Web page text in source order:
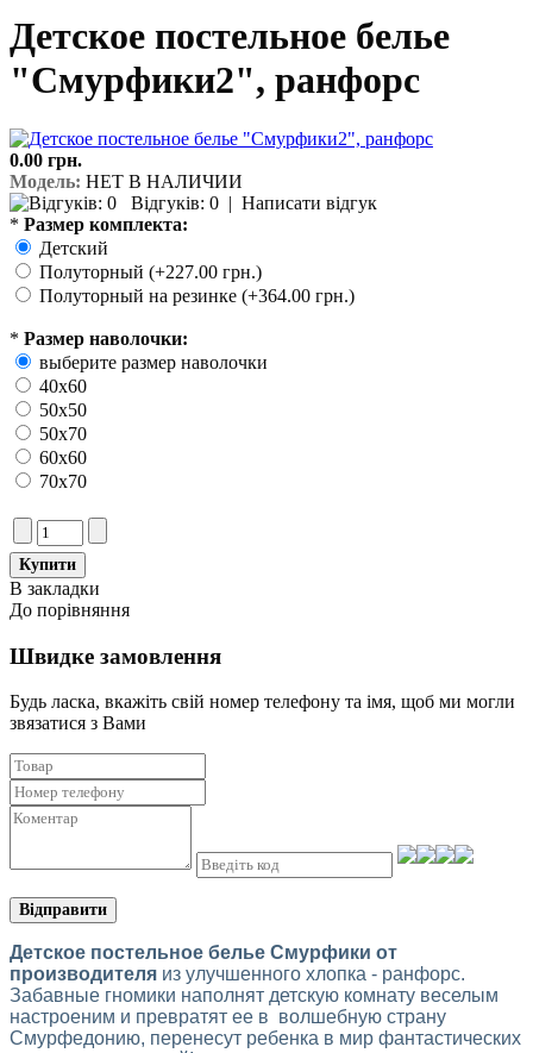
Детское постельное белье
"Смурфики2", ранфорс
0.00 грн.
Модель: НЕТ В НАЛИЧИИ
Відгуків: 0 | Написати відгук
* Размер комплекта:
Детский
Полуторный (+227.00 грн.)
Полуторный на резинке (+364.00 грн.)
* Размер наволочки:
выберите размер наволочки
40х60
50х50
50х70
60х60
70х70
В закладки
До порівняння
Швидке замовлення
Будь ласка, вкажіть свій номер телефону та iмя, щоб ми могли
звязатися з Вами
Відправити
Детское постельное белье Смурфики от
производителя из улучшенного хлопка - ранфорс.
Забавные гномики наполнят детскую комнату веселым
настроеним и превратят ее в волшебную страну
Смурфедонию, перенесут ребенка в мир фантастических